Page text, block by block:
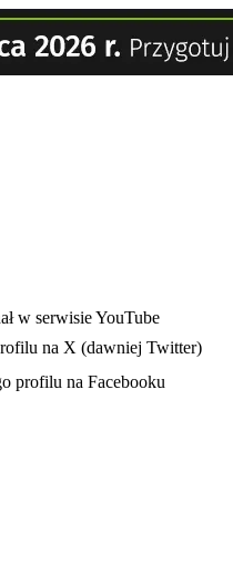
karcie
w serwisie YouTube
na X (dawniej Twitter)
karcie
profilu na Facebooku